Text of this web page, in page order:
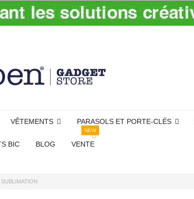
VÊTEMENTS PARASOLS ET PORTE-CLÉS
BIC BLOG VENTE
NEW